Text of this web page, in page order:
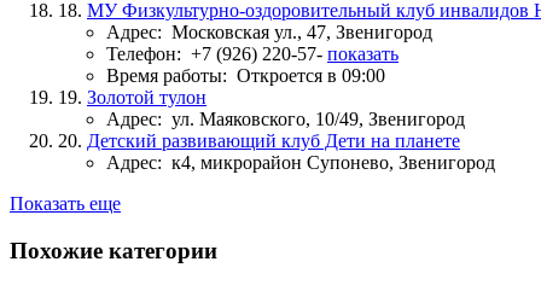
18. МУ Физкультурно-оздоровительный клуб инвалидов
Адрес: Московская ул., 47, Звенигород
Телефон: +7 (926) 220-57- показать
Время работы: Откроется в 09:00
19. Золотой тулон
Адрес: ул. Маяковского, 10/49, Звенигород
20. Детский развивающий клуб Дети на планете
Адрес: к4, микрорайон Супонево, Звенигород
Показать еще
Похожие категории